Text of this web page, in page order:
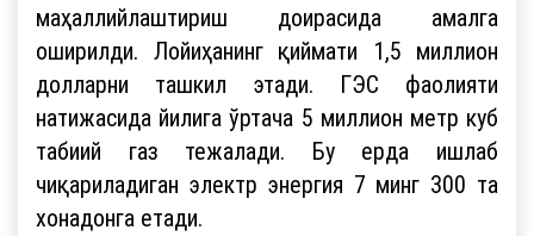
маҳаллийлаштириш доирасида амалга
оширилди. Лойиҳанинг қиймати 1,5 миллион
долларни ташкил этади. ГЭС фаолияти
натижасида йилига ўртача 5 миллион метр куб
табиий газ тежалади. Бу ерда ишлаб
чиқариладиган электр энергия 7 минг 300 та
хонадонга етади.